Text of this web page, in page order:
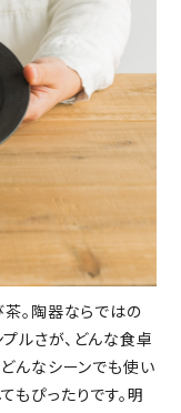
茶。陶器ならではの
ルさが、どんな食卓
んなシーンでも使い
もぴったりです。明